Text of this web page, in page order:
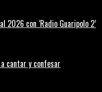
2026 con ‘Radio Guaripolo 2’
cantar y confesar